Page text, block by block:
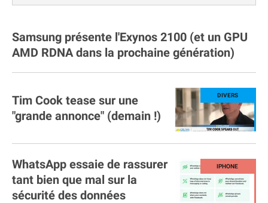
Samsung présente l'Exynos 2100 (et un GPU
AMD RDNA dans la prochaine génération)
Tim Cook tease sur une
"grande annonce" (demain !)
WhatsApp essaie de rassurer
tant bien que mal sur la
sécurité des données